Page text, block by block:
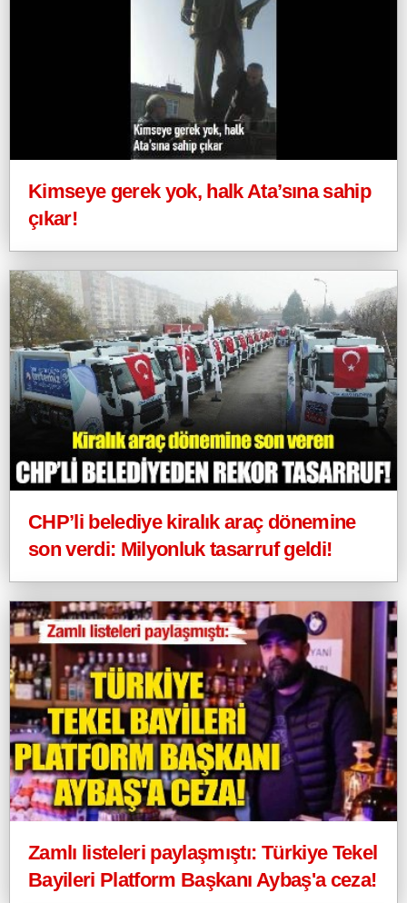
Kimseye gerek yok, halk Ata’sına sahip
çıkar!
CHP’li belediye kiralık araç dönemine
son verdi: Milyonluk tasarruf geldi!
Zamlı listeleri paylaşmıştı: Türkiye Tekel
Bayileri Platform Başkanı Aybaş'a ceza!